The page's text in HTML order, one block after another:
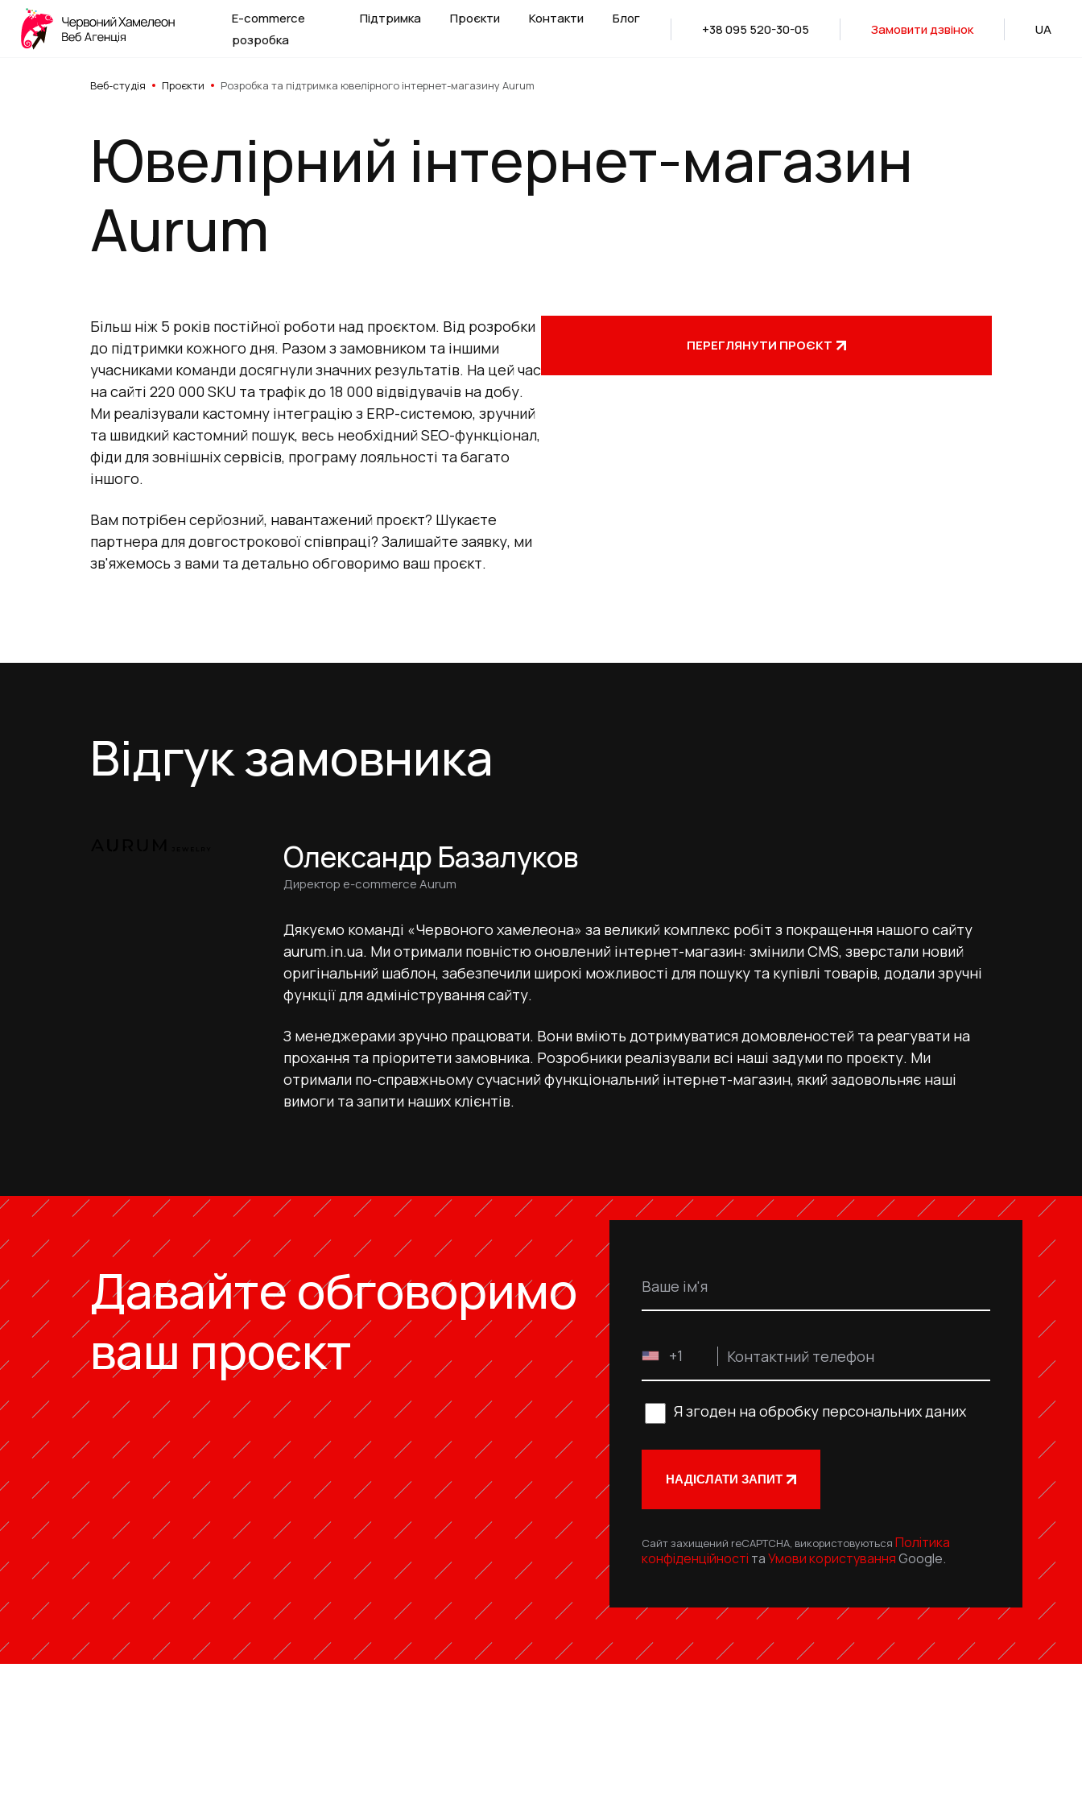
E-commerce
розробка
Підтримка Проєкти Контакти Блог
+38 095 520-30-05 Замовити дзвінок UA
Веб-студія Проєкти Розробка та підтримка ювелірного інтернет-магазину Aurum
Ювелірний інтернет-магазин
Aurum
Більш ніж 5 років постійної роботи над проєктом. Від розробки
до підтримки кожного дня. Разом з замовником та іншими
учасниками команди досягнули значних результатів. На цей час
на сайті 220 000 SKU та трафік до 18 000 відвідувачів на добу.
Ми реалізували кастомну інтеграцію з ERP-системою, зручний
та швидкий кастомний пошук, весь необхідний SEO-функціонал,
фіди для зовнішніх сервісів, програму лояльності та багато
іншого.
Вам потрібен серйозний, навантажений проєкт? Шукаєте
партнера для довгострокової співпраці? Залишайте заявку, ми
зв'яжемось з вами та детально обговоримо ваш проєкт.
ПЕРЕГЛЯНУТИ ПРОЄКТ
Відгук замовника
Олександр Базалуков
Директор e-commerce Aurum
Дякуємо команді «Червоного хамелеона» за великий комплекс робіт з покращення нашого сайту
aurum.in.ua. Ми отримали повністю оновлений інтернет-магазин: змінили CMS, зверстали новий
оригінальний шаблон, забезпечили широкі можливості для пошуку та купівлі товарів, додали зручні
функції для адміністрування сайту.
З менеджерами зручно працювати. Вони вміють дотримуватися домовленостей та реагувати на
прохання та пріоритети замовника. Розробники реалізували всі наші задуми по проєкту. Ми
отримали по-справжньому сучасний функціональний інтернет-магазин, який задовольняє наші
вимоги та запити наших клієнтів.
Давайте обговоримо
ваш проєкт
Ваше ім'я
+1 Контактний телефон
Я згоден на обробку персональних даних
НАДІСЛАТИ ЗАПИТ
Сайт захищений reCAPTCHA, використовуються Політика
конфіденційності таУмови користуванняGoogle.